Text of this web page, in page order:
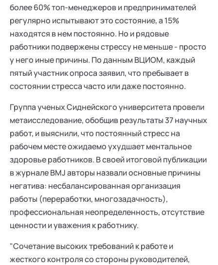
более 60% топ-менеджеров и предпринимателей
регулярно испытывают это состояние, а 15%
находятся в нем постоянно. Но и рядовые
работники подвержены стрессу не меньше - просто
у него иные причины. По данным ВЦИОМ, каждый
пятый участник опроса заявил, что пребывает в
состоянии стресса часто или даже постоянно.
Группа ученых Сиднейского университета провели
метаисследование, обобщив результаты 37 научных
работ, и выяснили, что постоянный стресс на
рабочем месте ожидаемо ухудшает ментальное
здоровье работников. В своей итоговой публикации
в журнале BMJ авторы назвали основные причины
негатива: несбалансированная организация
работы (переработки, многозадачность),
профессиональная неопределенность, отсутствие
ценности и уважения к работнику.
"Сочетание высоких требований к работе и
жесткого контроля со стороны руководителей,